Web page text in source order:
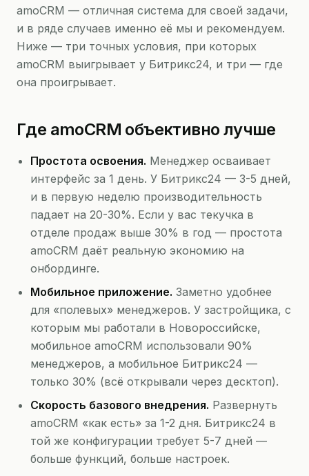
amoCRM — отличная система для своей задачи,
и в ряде случаев именно её мы и рекомендуем.
Ниже — три точных условия, при которых
amoCRM выигрывает у Битрикс24, и три — где
она проигрывает.
Где amoCRM объективно лучше
Простота освоения. Менеджер осваивает
интерфейс за 1 день. У Битрикс24 — 3-5 дней,
и в первую неделю производительность
падает на 20-30%. Если у вас текучка в
отделе продаж выше 30% в год — простота
amoCRM даёт реальную экономию на
онбординге.
Мобильное приложение. Заметно удобнее
для «полевых» менеджеров. У застройщика, с
которым мы работали в Новороссийске,
мобильное amoCRM использовали 90%
менеджеров, а мобильное Битрикс24 —
только 30% (всё открывали через десктоп).
Скорость базового внедрения. Развернуть
amoCRM «как есть» за 1-2 дня. Битрикс24 в
той же конфигурации требует 5-7 дней —
больше функций, больше настроек.